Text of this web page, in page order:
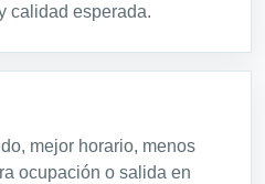
calidad esperada.
mejor horario, menos
ocupación o salida en